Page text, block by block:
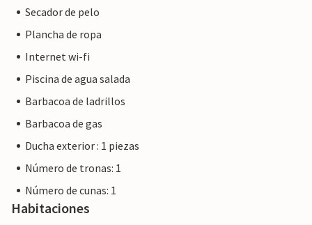
Secador de pelo
Plancha de ropa
Internet wi-fi
Piscina de agua salada
Barbacoa de ladrillos
Barbacoa de gas
Ducha exterior : 1 piezas
Número de tronas: 1
Número de cunas: 1
Habitaciones